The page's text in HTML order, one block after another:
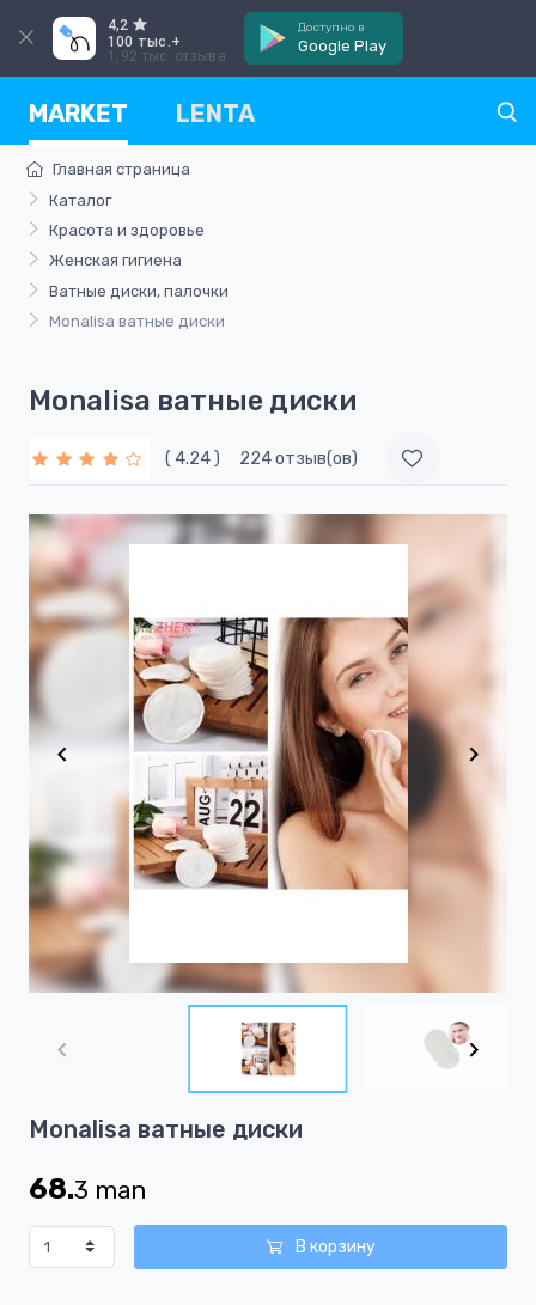
4,2
100 тыс.+
1,92 тыс. отзыва
Доступно в
Google Play
MARKET LENTA
Главная страница
Каталог
Красота и здоровье
Женская гигиена
Ватные диски, палочки
Monalisa ватные диски
Monalisa ватные диски
( 4.24 ) 224 отзыв(ов)
1
6
Monalisa ватные диски
68.3 man
В корзину